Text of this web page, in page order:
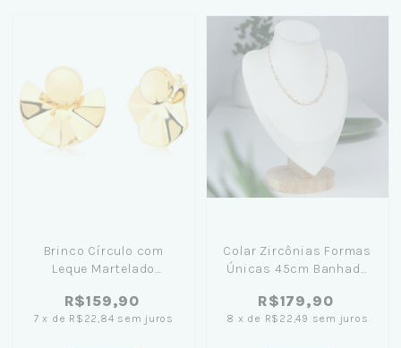
Brinco Círculo com
Leque Martelado
R$159,90
7 x de R$22,84 sem juros
Colar Zircônias Formas
Únicas 45cm Banhado
R$179,90
8 x de R$22,49 sem juros